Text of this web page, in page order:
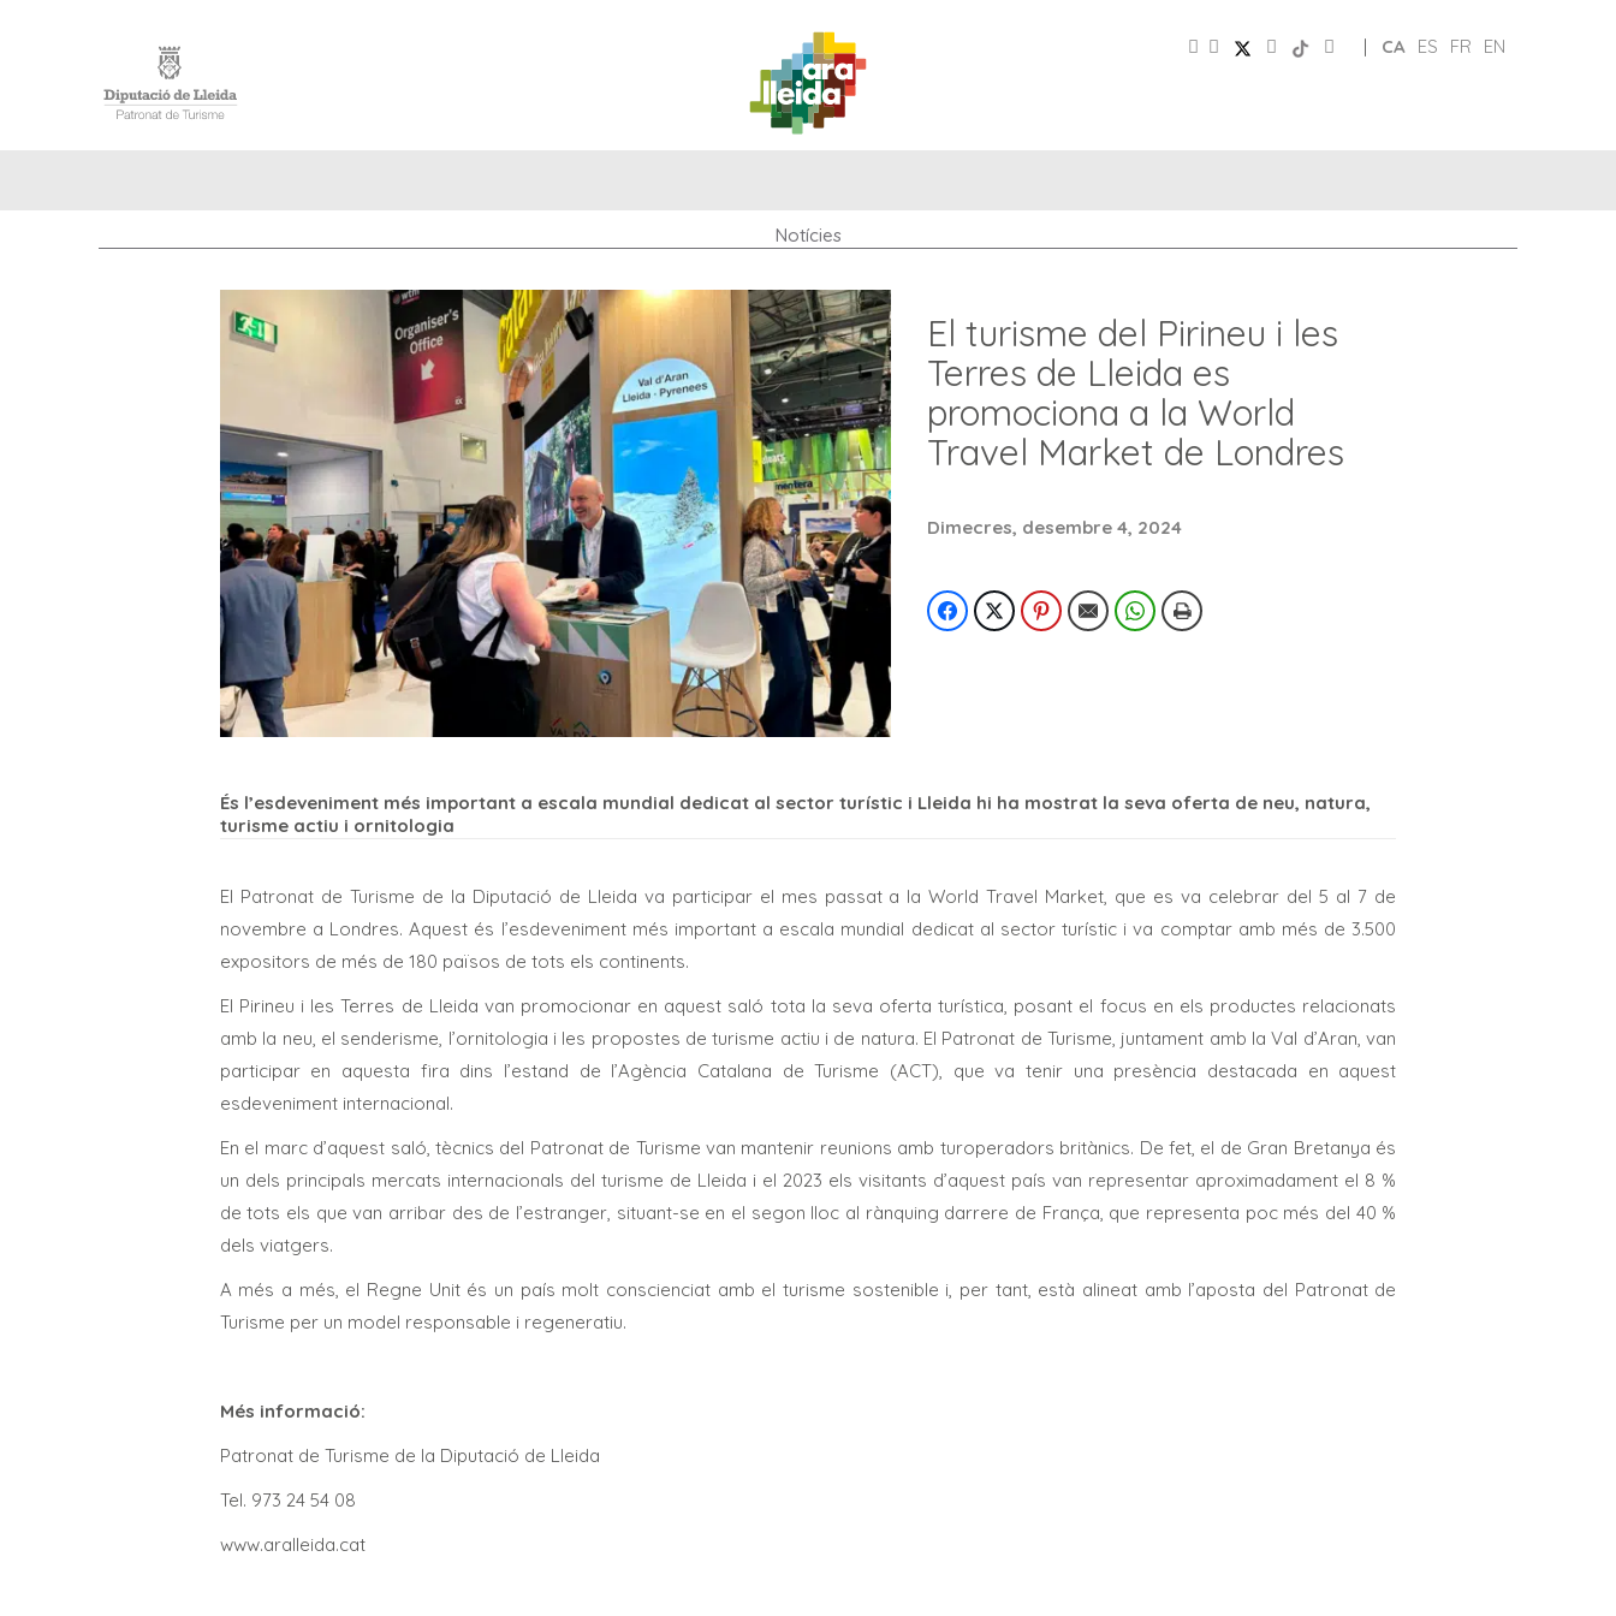
CA ES FR EN
|
Notícies
El turisme del Pirineu i les
Terres de Lleida es
promociona a la World
Travel Market de Londres
Dimecres, desembre 4, 2024
És l’esdeveniment més important a escala mundial dedicat al sector turístic i Lleida hi ha mostrat la seva oferta de neu, natura,
turisme actiu i ornitologia
El Patronat de Turisme de la Diputació de Lleida va participar el mes passat a la World Travel Market, que es va celebrar del 5 al 7 de
novembre a Londres. Aquest és l’esdeveniment més important a escala mundial dedicat al sector turístic i va comptar amb més de 3.500
expositors de més de 180 països de tots els continents.
El Pirineu i les Terres de Lleida van promocionar en aquest saló tota la seva oferta turística, posant el focus en els productes relacionats
amb la neu, el senderisme, l’ornitologia i les propostes de turisme actiu i de natura. El Patronat de Turisme, juntament amb la Val d’Aran, van
participar en aquesta fira dins l’estand de l’Agència Catalana de Turisme (ACT), que va tenir una presència destacada en aquest
esdeveniment internacional.
En el marc d’aquest saló, tècnics del Patronat de Turisme van mantenir reunions amb turoperadors britànics. De fet, el de Gran Bretanya és
un dels principals mercats internacionals del turisme de Lleida i el 2023 els visitants d’aquest país van representar aproximadament el 8 %
de tots els que van arribar des de l’estranger, situant-se en el segon lloc al rànquing darrere de França, que representa poc més del 40 %
dels viatgers.
A més a més, el Regne Unit és un país molt conscienciat amb el turisme sostenible i, per tant, està alineat amb l’aposta del Patronat de
Turisme per un model responsable i regeneratiu.
Més informació:
Patronat de Turisme de la Diputació de Lleida
Tel. 973 24 54 08
www.aralleida.cat